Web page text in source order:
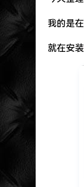
我的是在
就在安装